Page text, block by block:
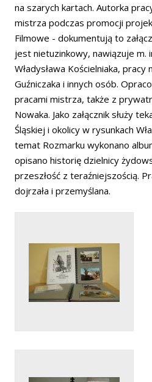
na szarych kartach. Autorka
mistrza podczas promocji
Filmowe - dokumentują to
jest nietuzinkowy, nawiązuje m.
Władysława Kościelniaka,
Guźniczaka i innych osób.
pracami mistrza, także z
Nowaka. Jako załącznik służy
Śląskiej i okolicy w rysunkach
temat Rozmarku wykonano
opisano historię dzielnicy
przeszłość z teraźniejszością.
dojrzała i przemyślana.